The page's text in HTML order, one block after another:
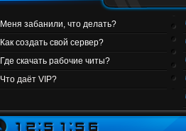
Меня забанили, что делать?
Как создать свой сервер?
Где скачать рабочие читы?
Что даёт VIP?